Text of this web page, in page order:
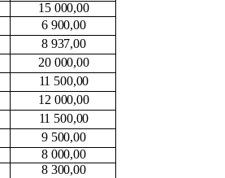
15 000,00
6 900,00
8 937,00
20 000,00
11 500,00
12 000,00
11 500,00
9 500,00
8 000,00
8 300,00